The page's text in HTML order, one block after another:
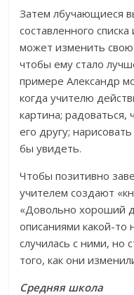
Затем лбучающиеся
составленного
может изменить
чтобы ему стало
примере Александр
когда учителю
картина; радоваться,
его другу;
бы увидеть.
Чтобы позитивно
учителем создают
«Довольно хороший
описаниями какой-то
случилась с ними, но
того, как они
Средняя школа